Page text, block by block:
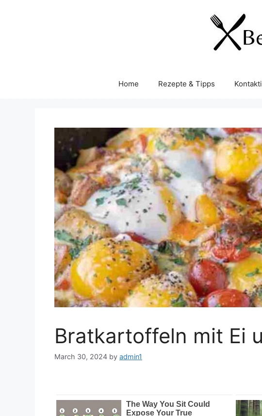
Home Rezepte & Tipps
Bratkartoffeln mit Ei
March 30, 2024 by admin1